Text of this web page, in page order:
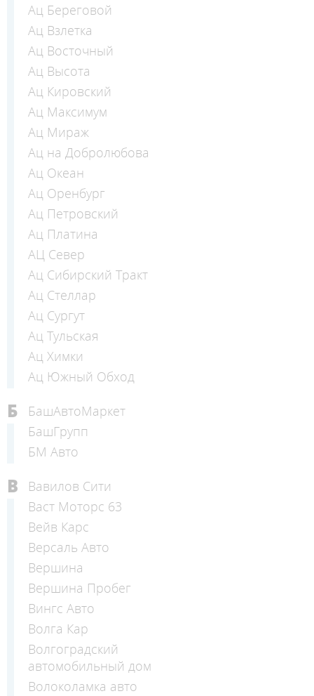
Ац Береговой
Ац Взлетка
Ац Восточный
Ац Высота
Ац Кировский
Ац Максимум
Ац Мираж
Ац на Добролюбова
Ац Океан
Ац Оренбург
Ац Петровский
Ац Платина
АЦ Север
Ац Сибирский Тракт
Ац Стеллар
Ац Сургут
Ац Тульская
Ац Химки
Ац Южный Обход
Б
БашАвтоМаркет
БашГрупп
БМ Авто
В
Вавилов Сити
Васт Моторс 63
Вейв Карс
Версаль Авто
Вершина
Вершина Пробег
Вингс Авто
Волга Кар
Волгоградский
автомобильный дом
Волоколамка авто